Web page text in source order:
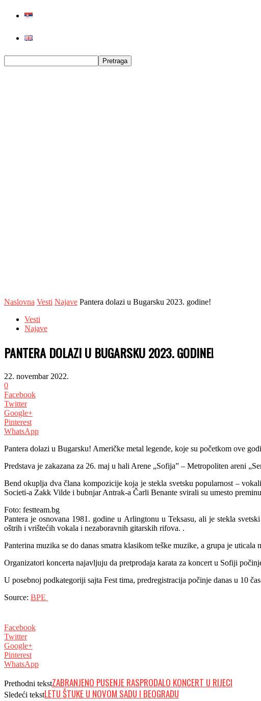
Naslovna Vesti Najave Pantera dolazi u Bugarsku 2023. godine!
Vesti
Najave
PANTERA DOLAZI U BUGARSKU 2023. GODINE!
22. novembar 2022.
0
Facebook
Twitter
Google+
Pinterest
WhatsApp
Pantera dolazi u Bugarsku! Američke metal legende, koje su početkom ove
Predstava je zakazana za 26. maj u hali Arene „Sofija” – Metropoliten areni
Bend okuplja dva člana kompozicije koja je stekla svetsku popularnost –
Societi-a Zakk Vilde i bubnjar Antrak-a Čarli Benante svirali su umesto
Foto: festteam.bg
Pantera je osnovana 1981. godine u Arlingtonu u Teksasu, ali je stekla
oštrih i vrištećih vokala i nezaboravnih gitarskih rifova. .
Panterina muzika se do danas smatra klasikom teške muzike, a grupa je uticala
Organizatori koncerta najavljuju da pretprodaja karata za koncert u Sofiji
U posebnoj podkategoriji sajta Fest tima, predregistracija počinje danas u 10
Source: BPE
Facebook
Twitter
Google+
Pinterest
WhatsApp
Prethodni tekstZABRANJENO PUSENJE RASPRODALO KONCERT U RIJECI
Sledeći tekstLETU ŠTUKE U NOVOM SADU I BEOGRADU